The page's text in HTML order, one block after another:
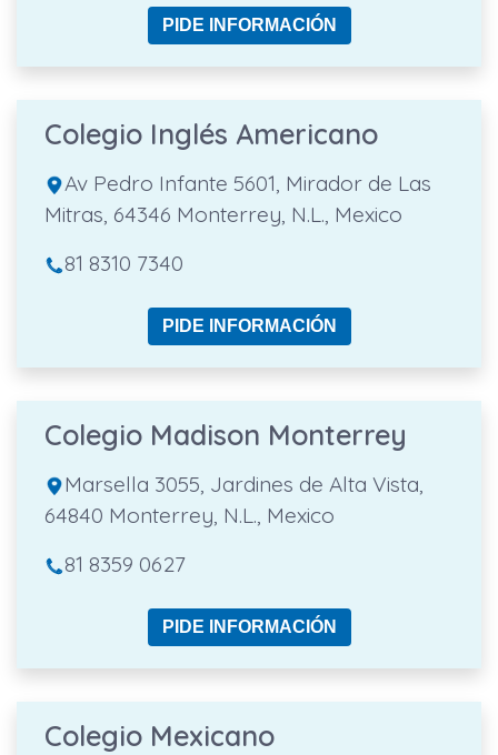
PIDE INFORMACIÓN
Colegio Inglés Americano
Av Pedro Infante 5601, Mirador de Las
Mitras, 64346 Monterrey, N.L., Mexico
81 8310 7340
PIDE INFORMACIÓN
Colegio Madison Monterrey
Marsella 3055, Jardines de Alta Vista,
64840 Monterrey, N.L., Mexico
81 8359 0627
PIDE INFORMACIÓN
Colegio Mexicano